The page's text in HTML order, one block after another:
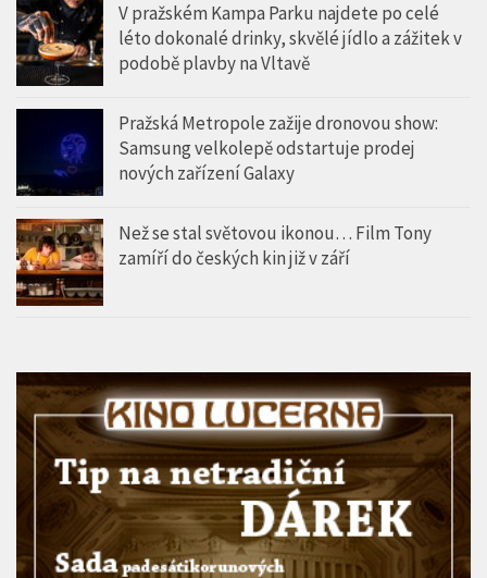
V pražském Kampa Parku najdete po celé
léto dokonalé drinky, skvělé jídlo a zážitek v
podobě plavby na Vltavě
Pražská Metropole zažije dronovou show:
Samsung velkolepě odstartuje prodej
nových zařízení Galaxy
Než se stal světovou ikonou… Film Tony
zamíří do českých kin již v září